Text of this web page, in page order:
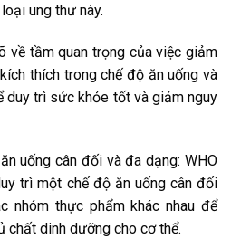
ung thư này.
về tầm quan trọng của việc giảm
thích trong chế độ ăn uống và
duy trì sức khỏe tốt và giảm nguy
uống cân đối và đa dạng: WHO
trì một chế độ ăn uống cân đối
nhóm thực phẩm khác nhau để
dinh dưỡng cho cơ thể.